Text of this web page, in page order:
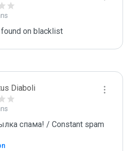
on blacklist
Diaboli
спама! / Constant spam